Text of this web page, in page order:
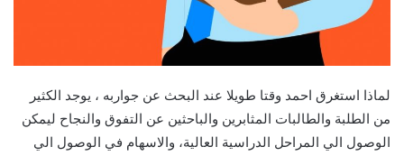
لماذا استغرق احمد وقتا طويلا عند البحث عن جواربه ، يوجد الكثير
من الطلبة والطالبات المثابرين والباحثين عن التفوق والنجاح ليمكن
الوصول الي المراحل الدراسية العالية، والاسهام في الوصول الي